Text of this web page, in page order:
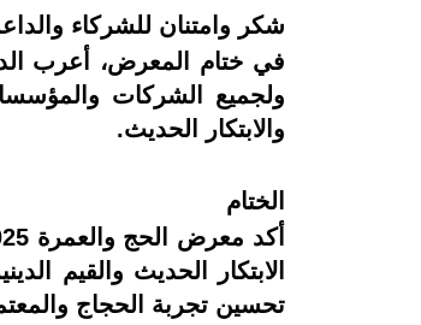
شكر وامتنان للشركاء
في ختام المعرض، أعرب
ولجميع الشركات
والابتكار الحديث.
الختام
الابتكار الحديث والقيم
تحسين تجربة الحجاج